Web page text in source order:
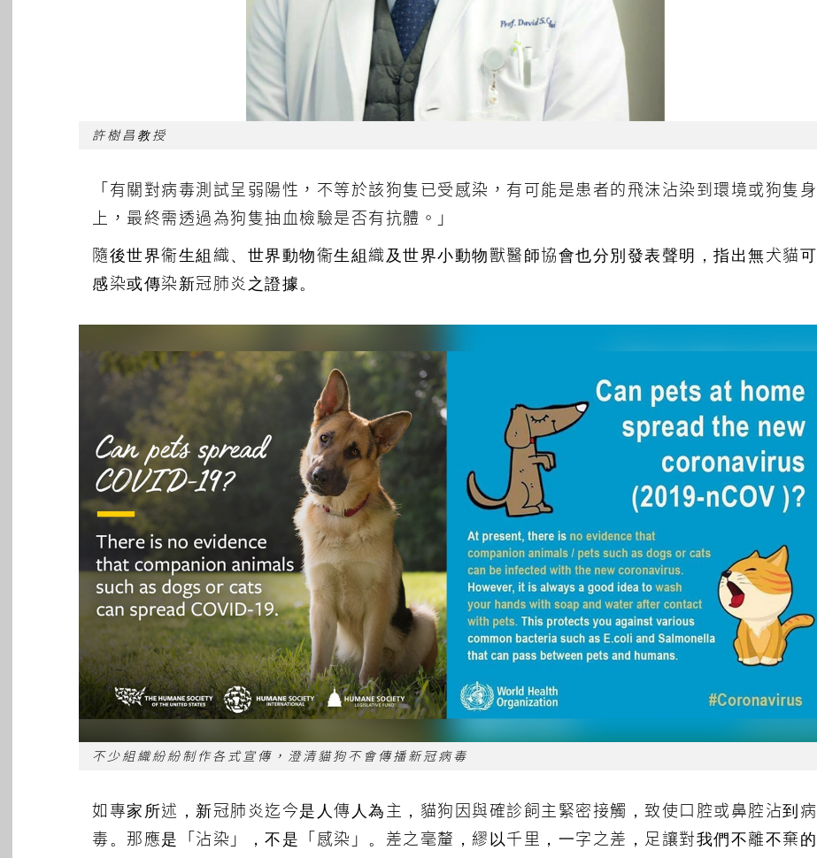
許樹昌教授
「有關對病毒測試呈弱陽性，不等於該狗隻已受感染，有可能是患者的飛沫沾染到環境或狗隻身
上，最終需透過為狗隻抽血檢驗是否有抗體。」
隨後世界衞生組織、世界動物衞生組織及世界小動物獸醫師協會也分別發表聲明，指出無犬貓可
感染或傳染新冠肺炎之證據。
不少組織紛紛制作各式宣傳，澄清貓狗不會傳播新冠病毒
如專家所述，新冠肺炎迄今是人傳人為主，貓狗因與確診飼主緊密接觸，致使口腔或鼻腔沾到病
毒。那應是「沾染」，不是「感染」。差之毫釐，繆以千里，一字之差，足讓對我們不離不棄的